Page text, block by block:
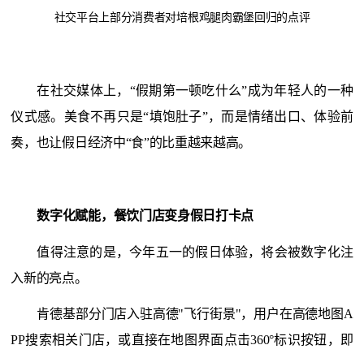
社交平台上部分消费者对培根鸡腿肉霸堡回归的点评
在社交媒体上， “假期第一顿吃什么”成为年轻人的一种
仪式感。美食不再只是“填饱肚子”，而是情绪出口、体验前
奏，也让假日经济中“食”的比重越来越高。
数字化赋能，餐饮门店变身假日打卡点
值得注意的是，今年五一的假日体验，将会被数字化注
入新的亮点。
肯德基部分门店入驻高德"飞行街景"，用户在高德地图 A
PP搜索相关门店，或直接在地图界面点击360°标识按钮，即